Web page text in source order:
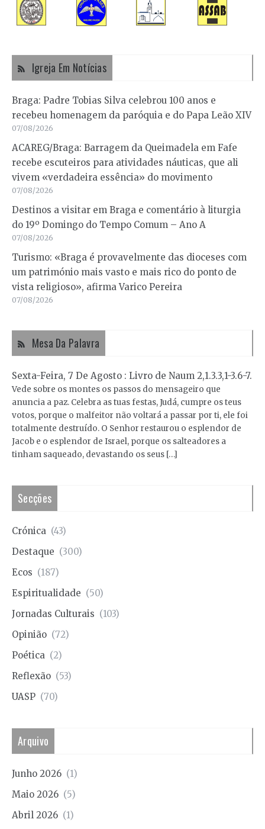
Igreja Em Notícias
Braga: Padre Tobias Silva celebrou 100 anos e
recebeu homenagem da paróquia e do Papa Leão XIV
07/08/2026
ACAREG/Braga: Barragem da Queimadela em Fafe
recebe escuteiros para atividades náuticas, que ali
vivem «verdadeira essência» do movimento
07/08/2026
Destinos a visitar em Braga e comentário à liturgia
do 19º Domingo do Tempo Comum – Ano A
07/08/2026
Turismo: «Braga é provavelmente das dioceses com
um património mais vasto e mais rico do ponto de
vista religioso», afirma Varico Pereira
07/08/2026
Mesa Da Palavra
Sexta-Feira, 7 De Agosto : Livro de Naum 2,1.3.3,1-3.6-7.
Vede sobre os montes os passos do mensageiro que
anuncia a paz. Celebra as tuas festas, Judá, cumpre os teus
votos, porque o malfeitor não voltará a passar por ti, ele foi
totalmente destruído. O Senhor restaurou o esplendor de
Jacob e o esplendor de Israel, porque os salteadores a
tinham saqueado, devastando os seus […]
Secções
Crónica (43)
Destaque (300)
Ecos (187)
Espiritualidade (50)
Jornadas Culturais (103)
Opinião (72)
Poética (2)
Reflexão (53)
UASP (70)
Arquivo
Junho 2026 (1)
Maio 2026 (5)
Abril 2026 (1)